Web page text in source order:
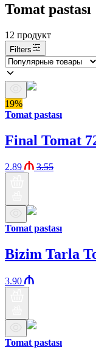
Tomat pastası
12 продукт
Filters
19%
Tomat pastası
Final Tomat
2.89 3.55
Tomat pastası
Bizim Tarla
3.90
Tomat pastası